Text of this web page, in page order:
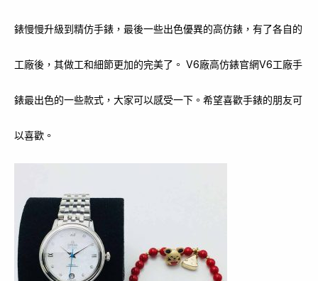
錶慢慢升級到精仿手錶，最後一些出色優異的高仿錶，有了各自的
工廠後，其做工和細節更加的完美了。 V6廠高仿錶官網V6工廠手
錶最出色的一些款式，大家可以感受一下。希望喜歡手錶的朋友可
以喜歡。